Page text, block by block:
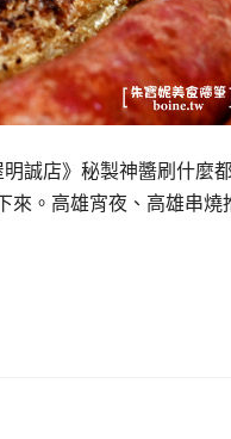
誠店》秘製神醬刷什麼
來。高雄宵夜、高雄串燒